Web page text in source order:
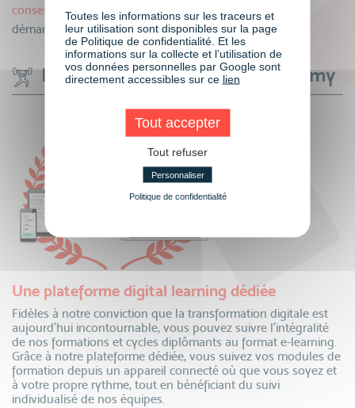
conseillerspour vous accompagner pas à pas dans vos
démarches.
Les avantages VISIPLUS academy
Une plateforme digital learning dédiée
Fidèles à notre conviction que la transformation digitale est
aujourd’hui incontournable, vous pouvez suivre l’intégralité
de nos formations et cycles diplômants au format e-learning.
Grâce à notre plateforme dédiée, vous suivez vos modules de
formation depuis un appareil connecté où que vous soyez et
à votre propre rythme, tout en bénéficiant du suivi
individualisé de nos équipes.
Toutes les informations sur les traceurs et
leur utilisation sont disponibles sur la page
de Politique de confidentialité. Et les
informations sur la collecte et l’utilisation de
vos données personnelles par Google sont
directement accessibles sur ce lien
Tout accepter
Tout refuser
Personnaliser
Politique de confidentialité